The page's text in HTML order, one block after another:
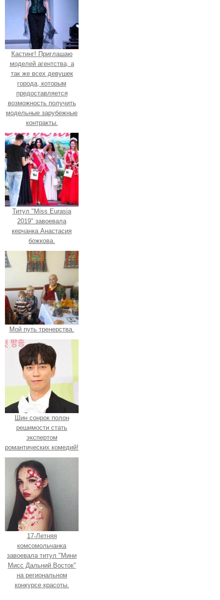
Кастинг! Приглашаю
моделей агентства, а
так же всех девушек
города, которым
предоставляется
возможность получить
модельные зарубежные
контракты.
Титул "Miss Eurasia
2019" завоевала
керчанка Анастасия
божкова.
Мой путь тренерства.
Шин сонрок полон
решимости стать
экспертом
романтических комедий!
17-Летняя
комсомольчанка
завоевала титул "Мини
Мисс Дальний Восток"
на региональном
конкурсе красоты.